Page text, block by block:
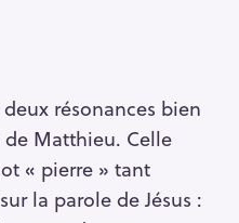
résonances bien
de Matthieu. Celle
« pierre » tant
la parole de Jésus :